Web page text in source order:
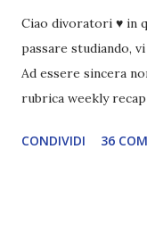
Ciao divoratori ♥ in
passare studiando,
Ad essere sincera
rubrica weekly
troppo creare un
CONDIVIDI 36